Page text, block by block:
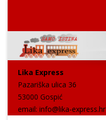
Lika Express
Pazariška ulica 36
53000 Gospić
email: info@lika-express.hr